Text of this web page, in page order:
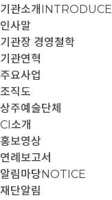
기관소개 INTRODUCE
인사말
기관장 경영철학
기관연혁
주요사업
조직도
상주예술단체
CI소개
홍보영상
연례보고서
알림마당NOTICE
재단알림